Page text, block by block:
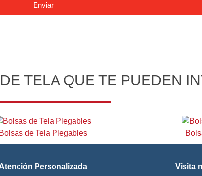
Enviar
TELA QUE TE PUEDEN
Bolsas de Tela Plegables
Atención Personalizada Visita